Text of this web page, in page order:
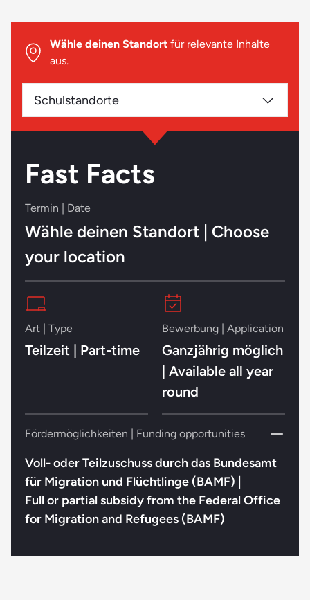
Wähle deinen Standort für relevante Inhalte
aus.
Schulstandorte
Fast Facts
Termin | Date
Wähle deinen Standort | Choose
your location
Art | Type
Teilzeit | Part-time
Bewerbung | Application
Ganzjährig möglich
| Available all year
round
Fördermöglichkeiten | Funding opportunities
Voll- oder Teilzuschuss durch das Bundesamt
für Migration und Flüchtlinge (BAMF) |
Full or partial subsidy from the Federal Office
for Migration and Refugees (BAMF)